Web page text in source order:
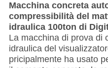
Macchina concreta
compressibilità del
idraulica 100ton di
La macchina di prova di
idraulica del
pricipalmente ha usato